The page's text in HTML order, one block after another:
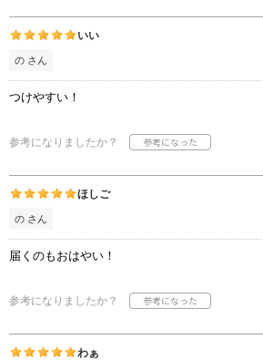
いい
の さん
つけやすい！
参考になりましたか？
ほしご
の さん
届くのもおはやい！
参考になりましたか？
わぁ